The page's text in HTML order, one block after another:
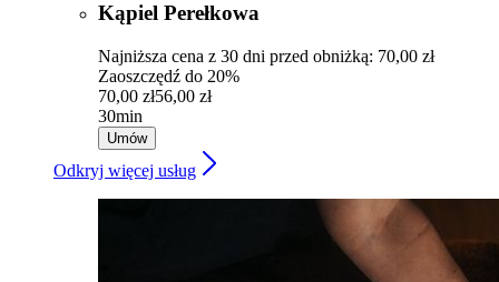
Kąpiel Perełkowa
Najniższa cena z 30 dni przed obniżką: 70,00 zł
Zaoszczędź do 20%
70,00 zł56,00 zł
30min
Umów
Odkryj więcej usług